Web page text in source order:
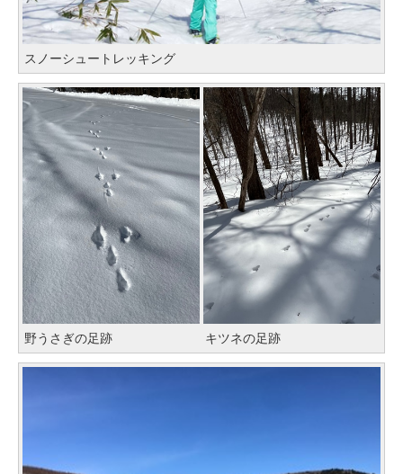
スノーシュートレッキング
野うさぎの足跡 キツネの足跡